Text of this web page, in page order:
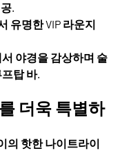
.
유명한 VIP 라운지
야경을 감상하며 술
탑 바.
더욱 특별하
의 핫한 나이트라이